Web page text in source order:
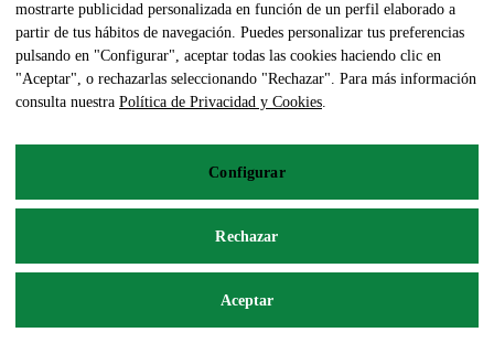
300,00 €
Añadir al carrito
mostrarte publicidad personalizada en función de un perfil elaborado a
partir de tus hábitos de navegación. Puedes personalizar tus preferencias
pulsando en "Configurar", aceptar todas las cookies haciendo clic en
"Aceptar", o rechazarlas seleccionando "Rechazar". Para más información
consulta nuestra Política de Privacidad y Cookies.
Configurar
Rechazar
Aceptar